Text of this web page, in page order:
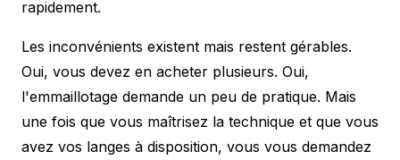
rapidement.
Les inconvénients existent mais restent gérables.
Oui, vous devez en acheter plusieurs. Oui,
l'emmaillotage demande un peu de pratique. Mais
une fois que vous maîtrisez la technique et que vous
avez vos langes à disposition, vous vous demandez